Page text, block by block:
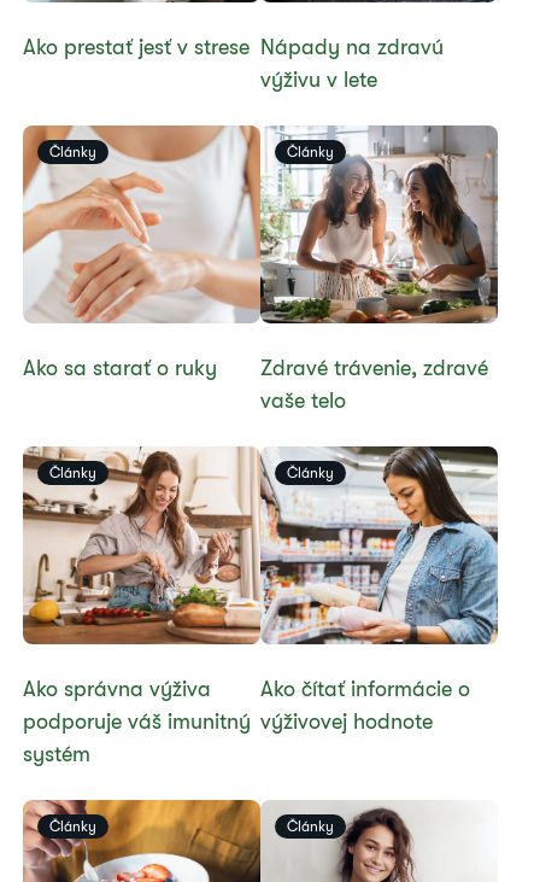
​Ako prestať jesť v strese Nápady na zdravú
výživu v lete
Články
​Ako sa starať o ruky
Články
​Zdravé trávenie, zdravé
vaše telo
Články
​Ako správna výživa
podporuje váš imunitný
systém
Články
​Ako čítať informácie o
výživovej hodnote
Články Články